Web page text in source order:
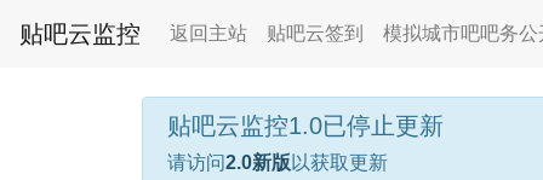
贴吧云监控 返回主站 贴吧云签到 模拟城市吧吧务公
贴吧云监控1.0已停止更新
请访问2.0新版 以获取更新